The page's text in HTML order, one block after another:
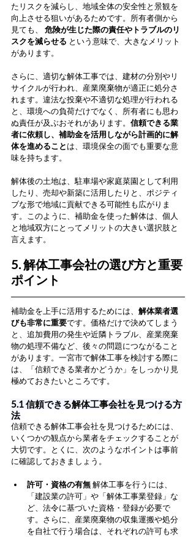
たリスクを減らし、地域全体の安全性と景観を
向上させる狙いがあるためです。所有者側から
見ても、 危険が生じた際の責任やトラブルのリ
スクを減らせる という意味で、大きなメリット
があります。
さらに、適切な解体工事では、建材の分別やリ
サイクルが行われ、産業廃棄物が適正に処分さ
れます。違法な投棄や不適切な処理が行われる
と、環境への負荷だけでなく、所有者にも思わ
ぬ責任が及ぶおそれがあります。 信頼できる業
者に依頼し、補助金を活用しながら計画的に解
体を進めることは、環境保全の面でも重要な意
味を持ちます。
解体後の土地は、駐車場や家庭菜園として利用
したり、売却や新築に活用したりと、ポジティ
ブな形で地域に貢献できる可能性も広がりま
す。このように、補助金を使った解体は、個人
と地域双方にとってメリットの大きい選択肢と
言えます。
5. 解体工事会社の選び方と重要
ポイント
補助金を上手に活用するためには、 解体業者選
びも非常に重要です。価格だけで決めてしまう
と、追加費用の発生や近隣トラブル、産業廃棄
物の処理不備など、後々の問題につながること
があります。一宮市で解体工事を検討する際に
は、「信頼できる業者かどうか」をしっかり見
極めておきたいところです。
5.1 信頼できる解体工事会社を見つける方
法
信頼できる解体工事会社を見つけるためには、
いくつかの観点から業者をチェックすることが
大切です。とくに、次のようなポイントは事前
に確認しておきましょう。
許可・資格の有無 解体工事を行うには、
「建設業の許可」や「解体工事業登録」な
ど、法令に基づいた資格・登録が必要で
す。さらに、産業廃棄物の収集運搬や処分
を自社で行う場合は、それぞれの許可も求